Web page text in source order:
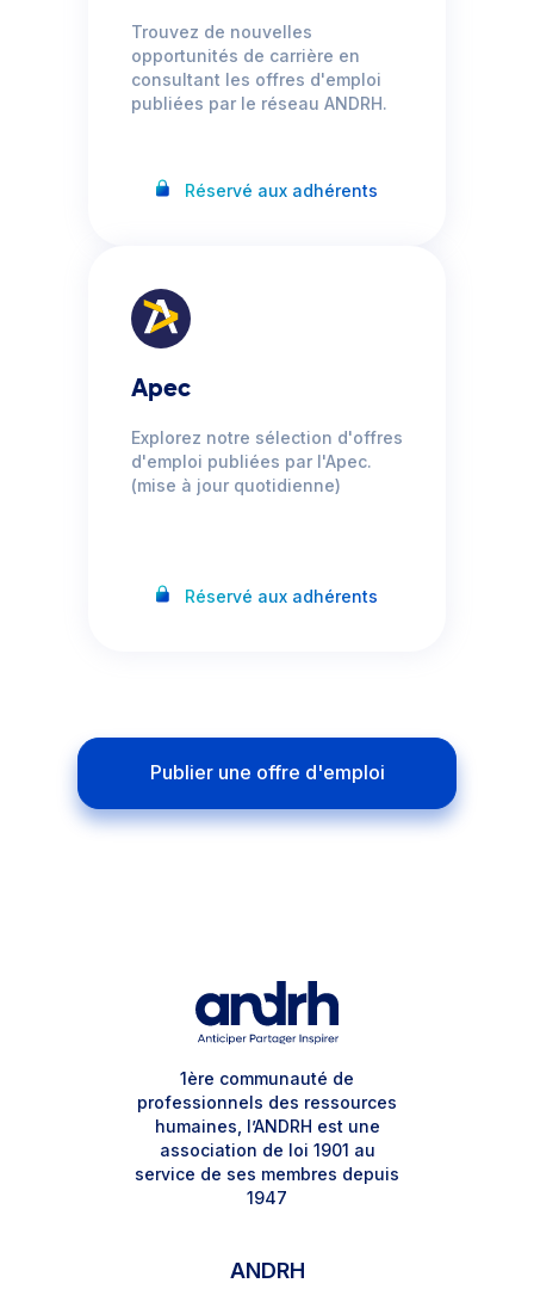
Contacter l’assistance • Conditions d’utilisation
Politique de confidentalité • Statuts
Trouvez de nouvelles
opportunités de carrière en
consultant les offres d'emploi
publiées par le réseau ANDRH.
Réservé aux adhérents
Apec
Explorez notre sélection d'offres
d'emploi publiées par l'Apec.
(mise à jour quotidienne)
Réservé aux adhérents
Publier une offre d'emploi
1ère communauté de
professionnels des ressources
humaines, l’ANDRH est une
association de loi 1901 au
service de ses membres depuis
1947
ANDRH